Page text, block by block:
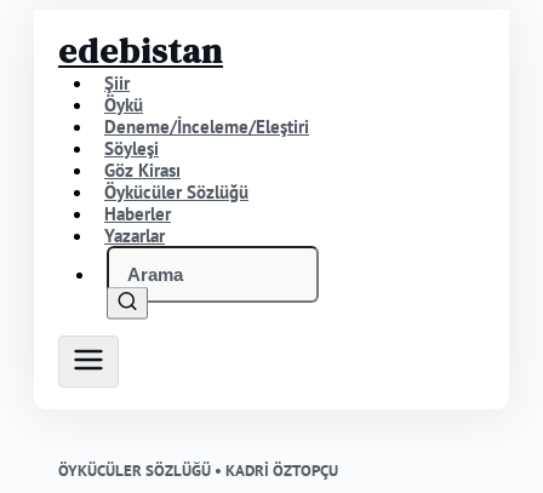
edebistan
Şiir
Öykü
Deneme/İnceleme/Eleştiri
Söyleşi
Göz Kirası
Öykücüler Sözlüğü
Haberler
Yazarlar
ÖYKÜCÜLER SÖZLÜĞÜ • KADRİ ÖZTOPÇU